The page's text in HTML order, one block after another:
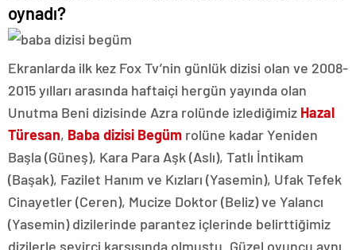
oynadı?
Ekranlarda ilk kez Fox Tv’nin günlük dizisi olan ve 2008-
2015 yılları arasında haftaiçi hergün yayında olan
Unutma Beni dizisinde Azra rolünde izlediğimiz Hazal
Türesan, Baba dizisi Begüm rolüne kadar Yeniden
Başla (Güneş), Kara Para Aşk (Aslı), Tatlı İntikam
(Başak), Fazilet Hanım ve Kızları (Yasemin), Ufak Tefek
Cinayetler (Ceren), Mucize Doktor (Beliz) ve Yalancı
(Yasemin) dizilerinde parantez içlerinde belirttiğimiz
dizilerle seyirci karşısında olmuştu. Güzel oyuncu aynı